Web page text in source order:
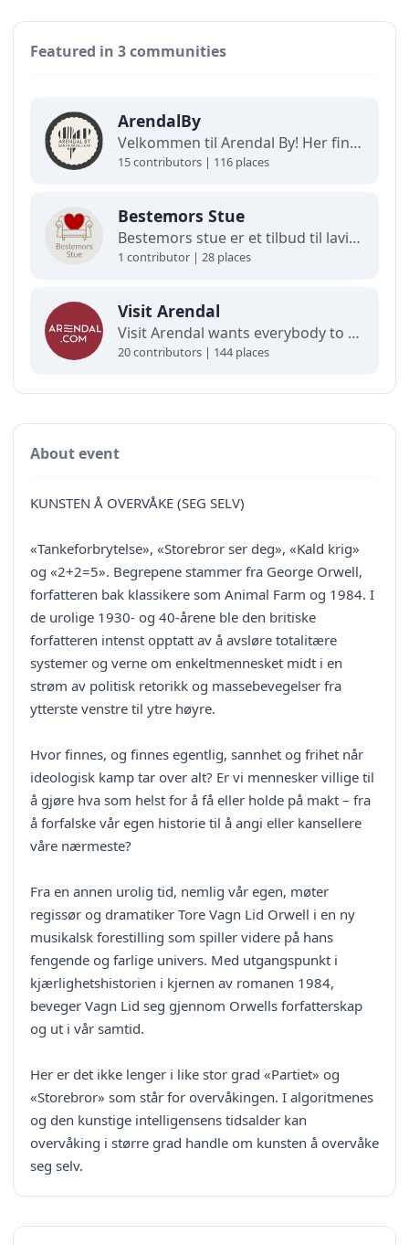
Featured in 3 communities
ArendalBy
Velkommen til Arendal By! Her finner du interaktive kart og oppdaterte oversikter over alt som skjer i byen. Utforsk, finn frem og opplev det beste av Arendal på ett og samme sted!
15 contributors | 116 places
Bestemors Stue
Bestemors stue er et tilbud til lavinntektsfamilier med barn fra 0-12 år.
1 contributor | 28 places
Visit Arendal
Visit Arendal wants everybody to fall in love with Arendal and all it has to offer.
20 contributors | 144 places
About event
KUNSTEN Å OVERVÅKE (SEG SELV)
«Tankeforbrytelse», «Storebror ser deg», «Kald krig»
og «2+2=5». Begrepene stammer fra George Orwell,
forfatteren bak klassikere som Animal Farm og 1984. I
de urolige 1930- og 40-årene ble den britiske
forfatteren intenst opptatt av å avsløre totalitære
systemer og verne om enkeltmennesket midt i en
strøm av politisk retorikk og massebevegelser fra
ytterste venstre til ytre høyre.
Hvor finnes, og finnes egentlig, sannhet og frihet når
ideologisk kamp tar over alt? Er vi mennesker villige til
å gjøre hva som helst for å få eller holde på makt – fra
å forfalske vår egen historie til å angi eller kansellere
våre nærmeste?
Fra en annen urolig tid, nemlig vår egen, møter
regissør og dramatiker Tore Vagn Lid Orwell i en ny
musikalsk forestilling som spiller videre på hans
fengende og farlige univers. Med utgangspunkt i
kjærlighetshistorien i kjernen av romanen 1984,
beveger Vagn Lid seg gjennom Orwells forfatterskap
og ut i vår samtid.
Her er det ikke lenger i like stor grad «Partiet» og
«Storebror» som står for overvåkingen. I algoritmenes
og den kunstige intelligensens tidsalder kan
overvåking i større grad handle om kunsten å overvåke
seg selv.